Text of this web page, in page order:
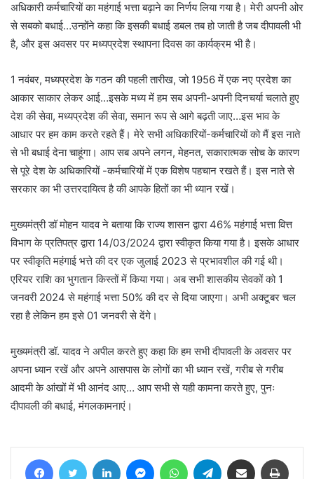
अधिकारी कर्मचारियों का महंगाई भत्ता बढ़ाने का निर्णय लिया गया है। मेरी अपनी ओर
से सबको बधाई…उन्होंने कहा कि इसकी बधाई डबल तब हो जाती है जब दीपावली भी
है, और इस अवसर पर मध्यप्रदेश स्थापना दिवस का कार्यक्रम भी है।
1 नवंबर, मध्यप्रदेश के गठन की पहली तारीख, जो 1956 में एक नए प्रदेश का
आकार साकार लेकर आई…इसके मध्य में हम सब अपनी-अपनी दिनचर्या चलाते हुए
देश की सेवा, मध्यप्रदेश की सेवा, समान रूप से आगे बढ़ती जाए…इस भाव के
आधार पर हम काम करते रहते हैं। मेरे सभी अधिकारियों-कर्मचारियों को मैं इस नाते
से भी बधाई देना चाहूंगा। आप सब अपने लगन, मेहनत, सकारात्मक सोच के कारण
से पूरे देश के अधिकारियों -कर्मचारियों में एक विशेष पहचान रखते हैं। इस नाते से
सरकार का भी उत्तरदायित्व है की आपके हितों का भी ध्यान रखें।
मुख्यमंत्री डॉ मोहन यादव ने बताया कि राज्य शासन द्वारा 46% महंगाई भत्ता वित्त
विभाग के प्रतिपत्र द्वारा 14/03/2024 द्वारा स्वीकृत किया गया है। इसके आधार
पर स्वीकृति महंगाई भत्ते की दर एक जुलाई 2023 से प्रभावशील की गई थी।
एरियर राशि का भुगतान किस्तों में किया गया। अब सभी शासकीय सेवकों को 1
जनवरी 2024 से महंगाई भत्ता 50% की दर से दिया जाएगा। अभी अक्टूबर चल
रहा है लेकिन हम इसे 01 जनवरी से देंगे।
मुख्यमंत्री डॉ. यादव ने अपील करते हुए कहा कि हम सभी दीपावली के अवसर पर
अपना ध्यान रखें और अपने आसपास के लोगों का भी ध्यान रखें, गरीब से गरीब
आदमी के आंखों में भी आनंद आए… आप सभी से यही कामना करते हुए, पुनः
दीपावली की बधाई, मंगलकामनाएं।
FacebookTwitter LinkedIn MessengerWhatsAppTelegram Share via Email